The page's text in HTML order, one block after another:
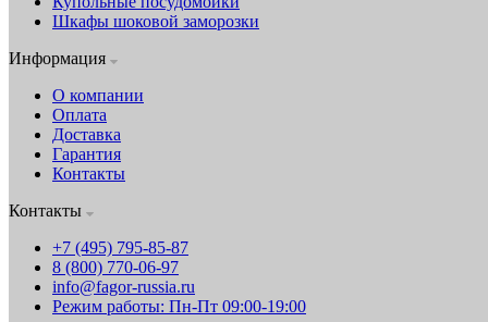
Шкафы шоковой заморозки
Информация
О компании
Оплата
Доставка
Гарантия
Контакты
Контакты
+7 (495) 795-85-87
8 (800) 770-06-97
info@fagor-russia.ru
Режим работы: Пн-Пт 09:00-19:00